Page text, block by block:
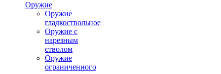
Оружие
Оружие
гладкоствольное
Оружие с
нарезным
стволом
Оружие
ограниченного